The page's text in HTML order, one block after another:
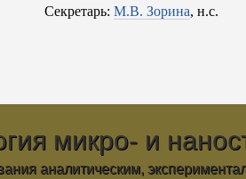
Секретарь: М.В. Зорина, н.с.
микро- и
аналитическим,